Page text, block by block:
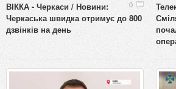
0
ВІККА - Черкаси / Новини:
Черкаська швидка отримує до 800
дзвінків на день